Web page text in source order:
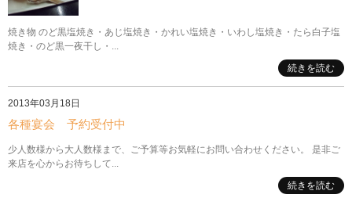
焼き物 のど黒塩焼き・あじ塩焼き・かれい塩焼き・いわし塩焼き・たら白子塩
焼き・のど黒一夜干し・...
続きを読む
2013年03月18日
各種宴会 予約受付中
少人数様から大人数様まで、ご予算等お気軽にお問い合わせください。 是非ご
来店を心からお待ちして...
続きを読む